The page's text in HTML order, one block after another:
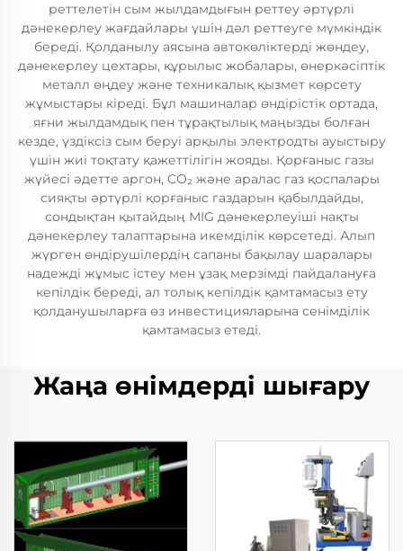
реттелетін сым жылдамдығын реттеу әртүрлі
дәнекерлеу жағдайлары үшін дәл реттеуге мүмкіндік
береді. Қолданылу аясына автокөліктерді жөндеу,
дәнекерлеу цехтары, құрылыс жобалары, өнеркәсіптік
металл өңдеу және техникалық қызмет көрсету
жұмыстары кіреді. Бұл машиналар өндірістік ортада,
яғни жылдамдық пен тұрақтылық маңызды болған
кезде, үздіксіз сым беруі арқылы электродты ауыстыру
үшін жиі тоқтату қажеттілігін жояды. Қорғаныс газы
жүйесі әдетте аргон, CO₂ және аралас газ қоспалары
сияқты әртүрлі қорғаныс газдарын қабылдайды,
сондықтан қытайдың MIG дәнекерлеуіші нақты
дәнекерлеу талаптарына икемділік көрсетеді. Алып
жүрген өндірушілердің сапаны бақылау шаралары
надежді жұмыс істеу мен ұзақ мерзімді пайдалануға
кепілдік береді, ал толық кепілдік қамтамасыз ету
қолданушыларға өз инвестицияларына сенімділік
қамтамасыз етеді.
Жаңа өнімдерді шығару